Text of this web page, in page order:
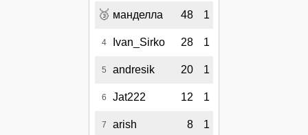
🥉 манделла 48 1
4 Ivan_Sirko 28 1
5 andresik 20 1
6 Jat222 12 1
7 arish 8 1